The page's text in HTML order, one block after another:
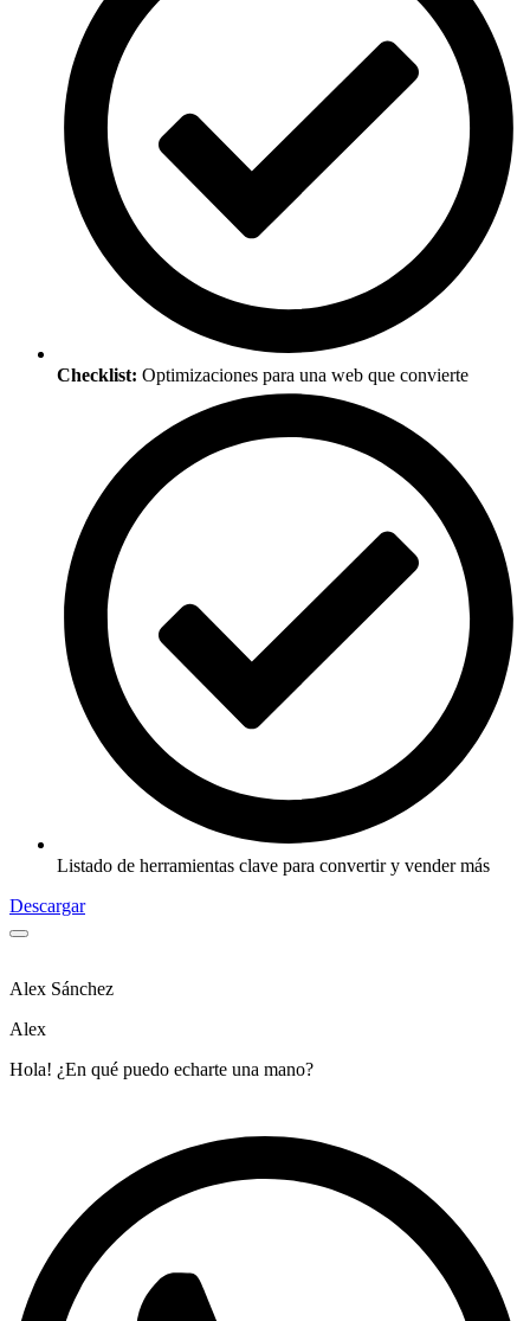
Checklist: Optimizaciones para una web que convierte
Listado de herramientas clave para convertir y vender más
Descargar
Alex Sánchez
Alex
Hola! ¿En qué puedo echarte una mano?